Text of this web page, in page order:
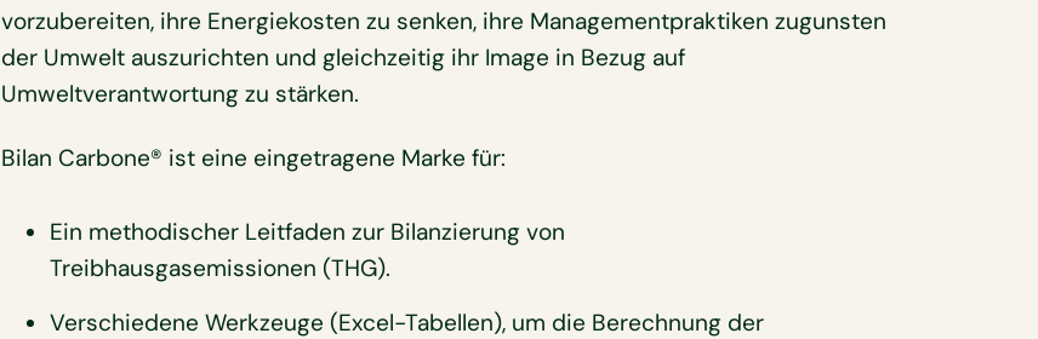
vorzubereiten, ihre Energiekosten zu senken, ihre Managementpraktiken zugunsten
der Umwelt auszurichten und gleichzeitig ihr Image in Bezug auf
Umweltverantwortung zu stärken.
Bilan Carbone® ist eine eingetragene Marke für:
Ein methodischer Leitfaden zur Bilanzierung von
Treibhausgasemissionen (THG).
Verschiedene Werkzeuge (Excel-Tabellen), um die Berechnung der